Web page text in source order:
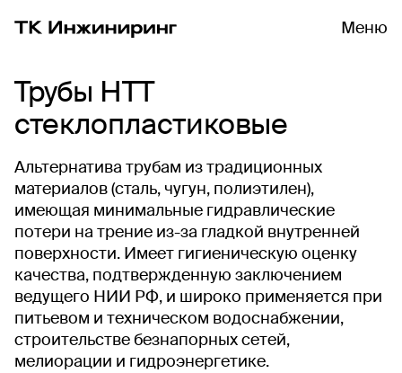
Меню
Трубы НТТ
стеклопластиковые
Альтернатива трубам из традиционных
материалов (сталь, чугун, полиэтилен),
имеющая минимальные гидравлические
потери на трение из-за гладкой внутренней
поверхности. Имеет гигиеническую оценку
качества, подтвержденную заключением
ведущего НИИ РФ, и широко применяется при
питьевом и техническом водоснабжении,
строительстве безнапорных сетей,
мелиорации и гидроэнергетике.